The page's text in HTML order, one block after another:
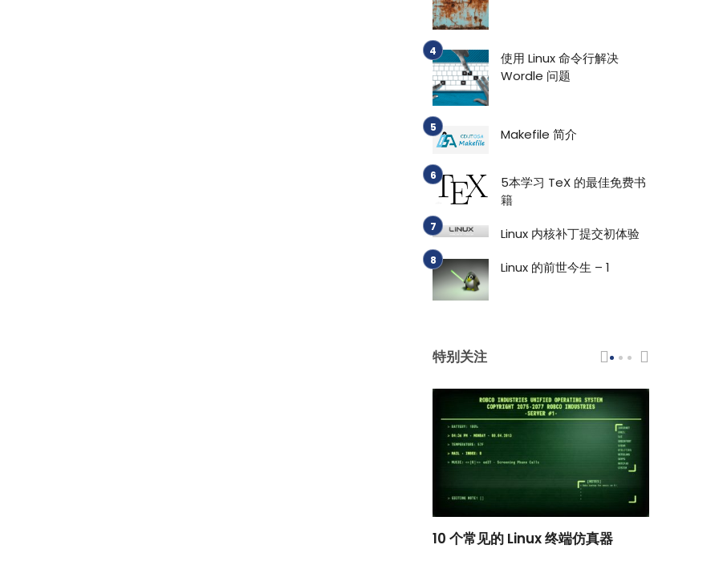
使用 Linux 命令行解决
Wordle 问题
Makefile 简介
5本学习 TeX 的最佳免费书
籍
Linux 内核补丁提交初体验
Linux 的前世今生 – 1
特别关注
10 个常见的 Linux 终端仿真器